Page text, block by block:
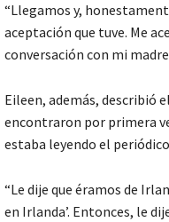
“Llegamos y,
aceptación que tuve. Me
conversación con mi
Eileen, además, describió
encontraron por primera
estaba leyendo el
“Le dije que éramos de
en Irlanda’. Entonces, le